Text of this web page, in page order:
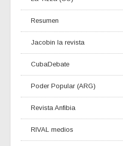
Resumen
Jacobin la revista
CubaDebate
Poder Popular (ARG)
Revista Anfibia
RIVAL medios